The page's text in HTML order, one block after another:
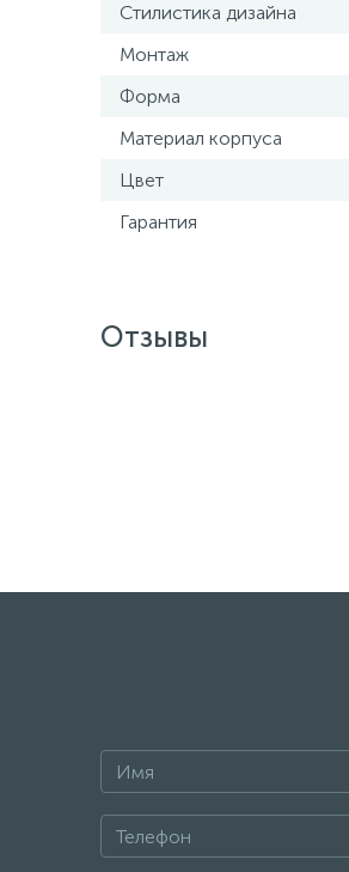
Стилистика дизайна
Монтаж
Форма
Материал корпуса
Цвет
Гарантия
Отзывы